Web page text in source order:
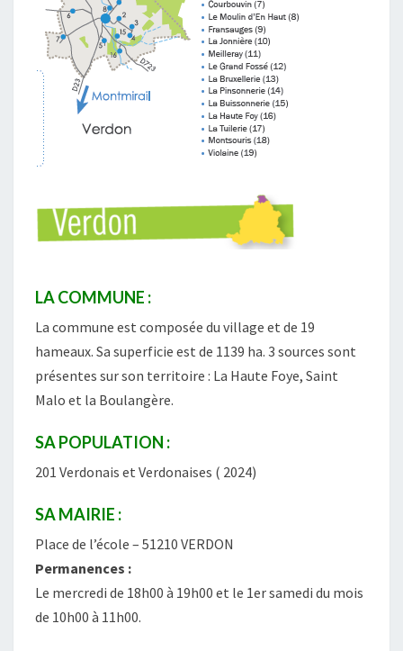
LA COMMUNE :
La commune est composée du village et de 19
hameaux. Sa superficie est de 1139 ha. 3 sources sont
présentes sur son territoire : La Haute Foye, Saint
Malo et la Boulangère.
SA POPULATION :
201 Verdonais et Verdonaises ( 2024)
SA MAIRIE :
Place de l’école – 51210 VERDON
Permanences :
Le mercredi de 18h00 à 19h00 et le 1er samedi du mois
de 10h00 à 11h00.